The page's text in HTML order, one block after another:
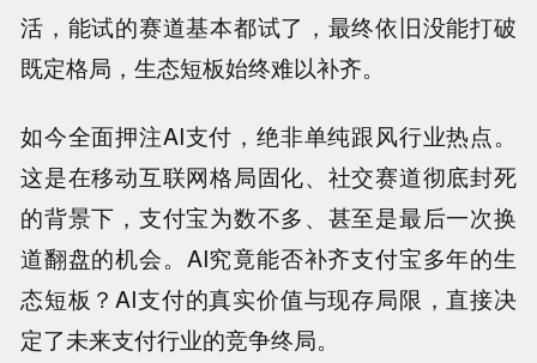
活，能试的赛道基本都试了，最终依旧没能打破
既定格局，生态短板始终难以补齐。
如今全面押注AI支付，绝非单纯跟风行业热点。
这是在移动互联网格局固化、社交赛道彻底封死
的背景下，支付宝为数不多、甚至是最后一次换
道翻盘的机会。AI究竟能否补齐支付宝多年的生
态短板？AI支付的真实价值与现存局限，直接决
定了未来支付行业的竞争终局。